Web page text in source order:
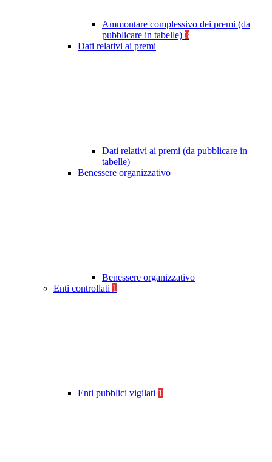
Ammontare complessivo dei premi (da
pubblicare in tabelle) 3
Dati relativi ai premi
Dati relativi ai premi (da pubblicare in
tabelle)
Benessere organizzativo
Benessere organizzativo
Enti controllati 1
Enti pubblici vigilati 1